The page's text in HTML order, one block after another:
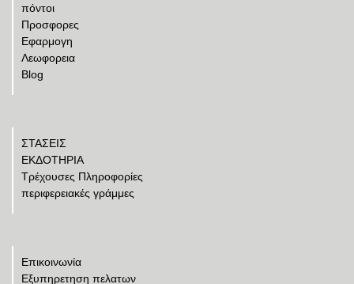
πόντοι
Προσφορες
Εφαρμογη
Λεωφορεια
Blog
ΣΤΑΣΕΙΣ
ΕΚΔΟΤΗΡΙΑ
Τρέχουσες Πληροφορίες
περιφερειακές γράμμες
Επικοινωνία
Еξυπηρετηση πελατων